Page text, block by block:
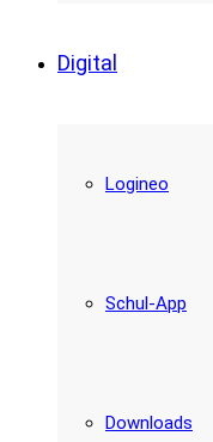
Digital
Logineo
Schul-App
Downloads